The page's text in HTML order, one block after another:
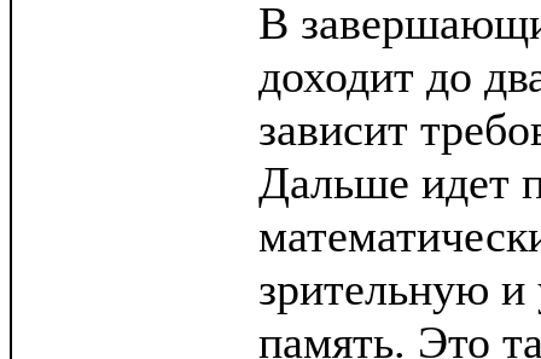
В
доходит до
зависит
Дальше идет
зрительную
память. Это